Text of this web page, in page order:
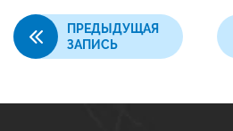
ПРЕДЫДУЩАЯ
ЗАПИСЬ